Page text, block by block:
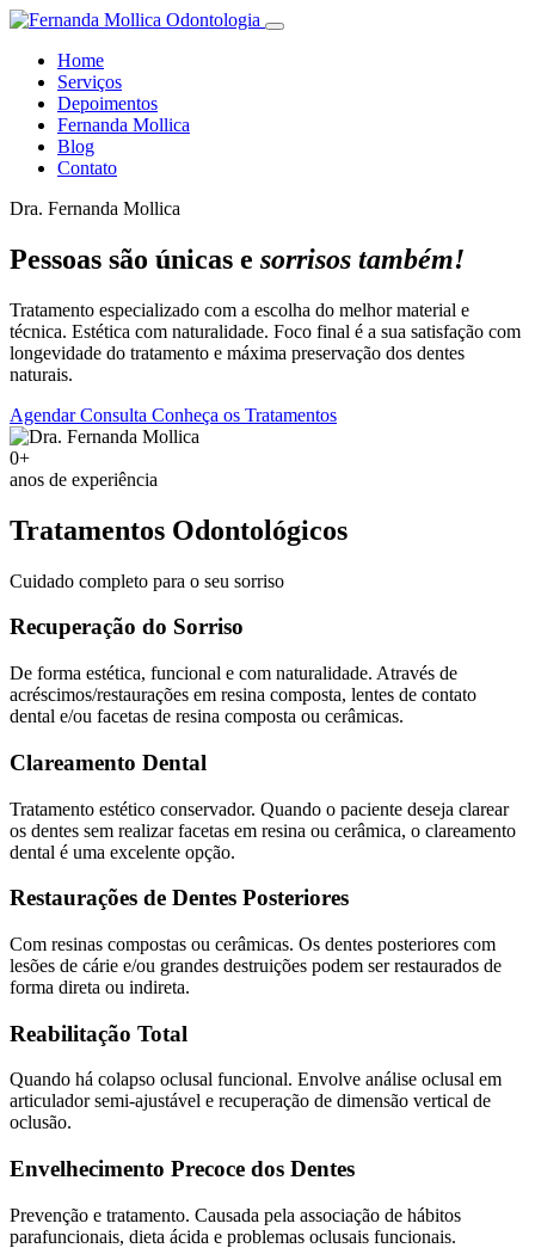
Home
Serviços
Depoimentos
Fernanda Mollica
Blog
Contato
Dra. Fernanda Mollica
Pessoas são únicas e sorrisos também!
Tratamento especializado com a escolha do melhor material e
técnica. Estética com naturalidade. Foco final é a sua satisfação com
longevidade do tratamento e máxima preservação dos dentes
naturais.
Agendar Consulta Conheça os Tratamentos
0+
anos de experiência
Tratamentos Odontológicos
Cuidado completo para o seu sorriso
Recuperação do Sorriso
De forma estética, funcional e com naturalidade. Através de
acréscimos/restaurações em resina composta, lentes de contato
dental e/ou facetas de resina composta ou cerâmicas.
Clareamento Dental
Tratamento estético conservador. Quando o paciente deseja clarear
os dentes sem realizar facetas em resina ou cerâmica, o clareamento
dental é uma excelente opção.
Restaurações de Dentes Posteriores
Com resinas compostas ou cerâmicas. Os dentes posteriores com
lesões de cárie e/ou grandes destruições podem ser restaurados de
forma direta ou indireta.
Reabilitação Total
Quando há colapso oclusal funcional. Envolve análise oclusal em
articulador semi-ajustável e recuperação de dimensão vertical de
oclusão.
Envelhecimento Precoce dos Dentes
Prevenção e tratamento. Causada pela associação de hábitos
parafuncionais, dieta ácida e problemas oclusais funcionais.